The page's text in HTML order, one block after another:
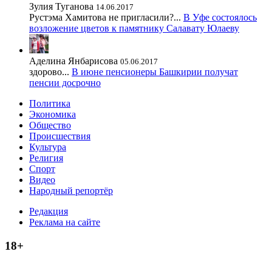
Зулия Туганова 14.06.2017
Рустэма Хамитова не пригласили?... В Уфе состоялось
возложение цветов к памятнику Салавату Юлаеву
Аделина Янбарисова 05.06.2017
здорово... В июне пенсионеры Башкирии получат
пенсии досрочно
Политика
Экономика
Общество
Происшествия
Культура
Религия
Спорт
Видео
Народный репортёр
Редакция
Реклама на сайте
18+